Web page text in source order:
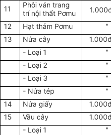
11
Phôi ván trang
trí nội thất Pơmu
12 Hạt thảm Pơmu "
13
Nứa cây
- Loại 1
"
- Loại 2
"
- Loại 3
"
- Nứa tép
"
14
Nứa giấy
15
Vầu cây
- Loại 1
"